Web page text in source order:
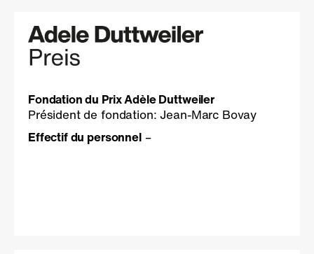
Fondation du Prix Adèle Duttweiler
Président de fondation: Jean-Marc Bovay
Effectif du personnel–